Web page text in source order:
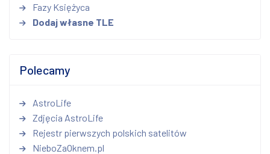
Fazy Księżyca
Dodaj własne TLE
Polecamy
AstroLife
Zdjęcia AstroLife
Rejestr pierwszych polskich satelitów
NieboZaOknem.pl